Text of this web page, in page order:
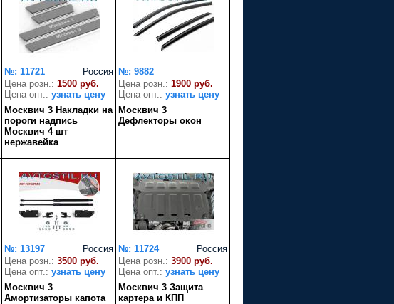
Россия
№: 11721
Цена розн.: 1500 руб.
Цена опт.: узнать цену
Москвич 3 Накладки на
пороги надпись
Москвич 4 шт
нержавейка
№: 9882
Цена розн.: 1900 руб.
Цена опт.: узнать цену
Москвич 3
Дефлекторы окон
Россия
№: 13197
Цена розн.: 3500 руб.
Цена опт.: узнать цену
Москвич 3
Амортизаторы капота
Россия
№: 11724
Цена розн.: 3900 руб.
Цена опт.: узнать цену
Москвич 3 Защита
картера и КПП